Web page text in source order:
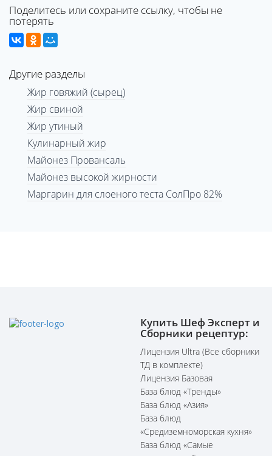
Поделитесь или сохраните ссылку, чтобы не
потерять
Другие разделы
Жир говяжий (сырец)
Жир свиной
Жир утиный
Кулинарный жир
Майонез Провансаль
Майонез высокой жирности
Маргарин для слоеного теста СолПро 82%
Купить Шеф Эксперт и
Сборники рецептур:
Лицензия Ultra (Все сборники
ТД в комплекте)
Лицензия Базовая
База блюд «Тренды»
База блюд «Азия»
База блюд
«Средиземноморская кухня»
База блюд «Самые